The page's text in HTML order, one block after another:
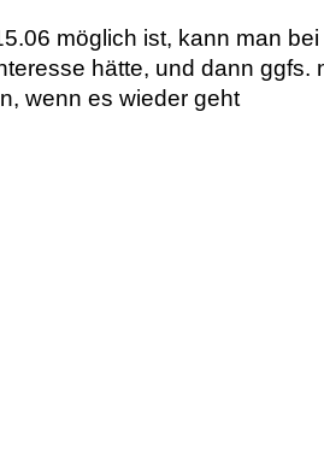
möglich ist, kann man
hätte, und dann ggfs.
wenn es wieder geht